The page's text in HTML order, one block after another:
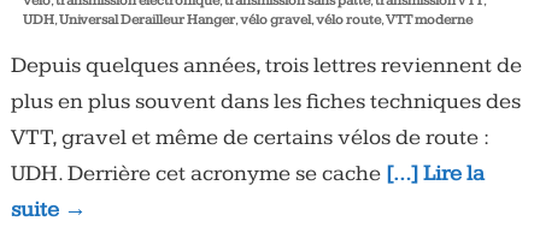
UDH,Universal Derailleur Hanger,vélo gravel,vélo route,VTT moderne
Depuis quelques années, trois lettres reviennent de
plus en plus souvent dans les fiches techniques des
VTT, gravel et même de certains vélos de route :
UDH. Derrière cet acronyme se cache […] Lire la
suite →